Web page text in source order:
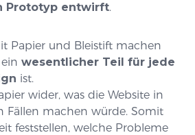
Prototyp entwirft.
Papier und Bleistift machen
wesentlicher Teil für jede
ist.
wider, was die Website in
Fällen machen würde. Somit
feststellen, welche Probleme